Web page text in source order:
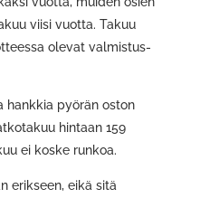
viisi vuotta. Takuu
olevat valmistus-
hankkia pyörän oston
hintaan 159
ei koske runkoa.
erikseen, eikä sitä